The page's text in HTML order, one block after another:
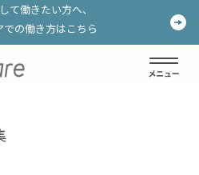
て働きたい方へ、
での働き方はこちら
て働きたい方へ、
での働き方はこちら